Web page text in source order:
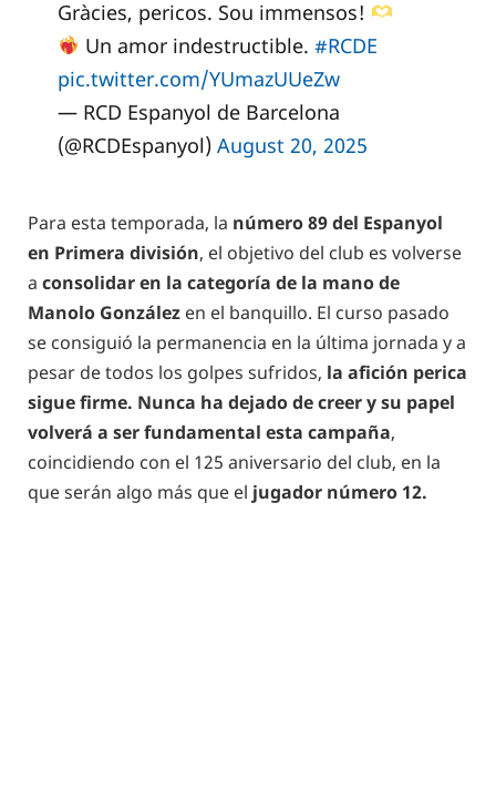
Gràcies, pericos. Sou immensos!
Un amor indestructible.#RCDE
pic.twitter.com/YUmazUUeZw
— RCD Espanyol de Barcelona
(@RCDEspanyol) August 20, 2025
Para esta temporada, la número 89 del Espanyol
en Primera división, el objetivo del club es volverse
a consolidar en la categoría de la mano de
Manolo González en el banquillo. El curso pasado
se consiguió la permanencia en la última jornada y a
pesar de todos los golpes sufridos, la afición perica
sigue firme. Nunca ha dejado de creer y su papel
volverá a ser fundamental esta campaña,
coincidiendo con el 125 aniversario del club, en la
que serán algo más que el jugador número 12.